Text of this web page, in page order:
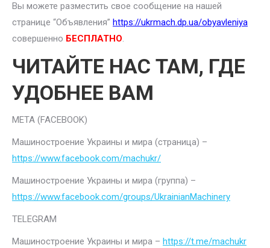
Вы можете разместить свое сообщение на нашей
странице “Объявления” https://ukrmach.dp.ua/obyavleniya
совершенно БЕСПЛАТНО.
ЧИТАЙТЕ НАС ТАМ, ГДЕ
УДОБНЕЕ ВАМ
META (FACEBOOK)
Машиностроение Украины и мира (страница) –
https://www.facebook.com/machukr/
Машиностроение Украины и мира (группа) –
https://www.facebook.com/groups/UkrainianMachinery
TELEGRAM
Машиностроение Украины и мира – https://t.me/machukr